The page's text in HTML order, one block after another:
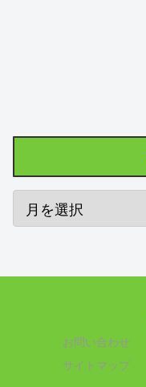
お問い合わせ
サイトマップ